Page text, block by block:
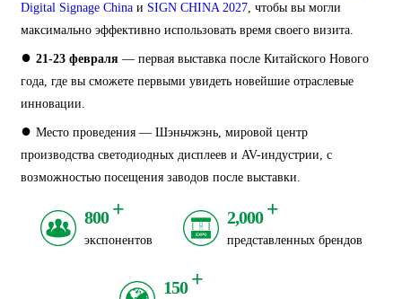
Digital Signage China и SIGN CHINA 2027, чтобы вы могли
максимально эффективно использовать время своего визита.
● 21-23 февраля — первая выставка после Китайского Нового
года, где вы сможете первыми увидеть новейшие отраслевые
инновации.
● Место проведения — Шэньчжэнь, мировой центр
производства светодиодных дисплеев и AV-индустрии, с
возможностью посещения заводов после выставки.
800+
экспонентов
2,000+
представленных брендов
150+